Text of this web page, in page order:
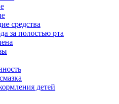
средства
за полостью рта
детей